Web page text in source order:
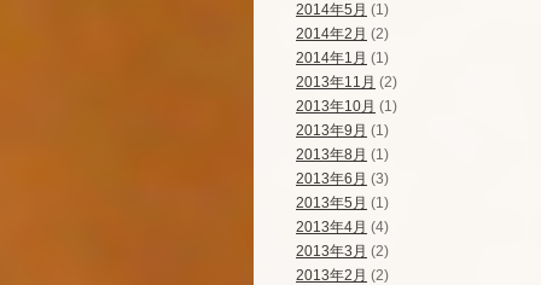
2014年5月 (1)
2014年2月 (2)
2014年1月 (1)
2013年11月 (2)
2013年10月 (1)
2013年9月 (1)
2013年8月 (1)
2013年6月 (3)
2013年5月 (1)
2013年4月 (4)
2013年3月 (2)
2013年2月 (2)